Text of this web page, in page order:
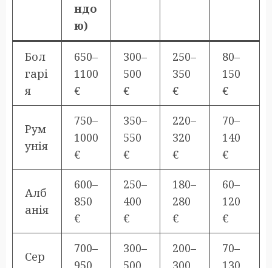
ндо
ю)
Бол
гарі
я
650–
1100
€
300–
500
€
250–
350
€
80–
150
€
Рум
унія
750–
1000
€
350–
550
€
220–
320
€
70–
140
€
Алб
анія
600–
850
€
250–
400
€
180–
280
€
60–
120
€
Сер
700–
950
300–
500
200–
300
70–
130